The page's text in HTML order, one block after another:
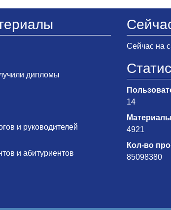
дипломы
и руководителей
и абитуриентов
Сейчас на
14
Материалы
4921
Кол-во
85098380